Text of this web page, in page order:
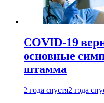
COVID-19
основные
штамма
2 года спустя2 года